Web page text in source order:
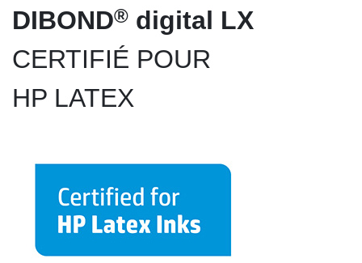
DIBOND® digital LX
CERTIFIÉ POUR
HP LATEX